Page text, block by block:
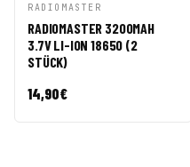
SCHNELLANSICHT
WARENKORB
RADIOMASTER
RADIOMASTER 3200MAH
3.7V LI-ION 18650 (2
STÜCK)
14,90€